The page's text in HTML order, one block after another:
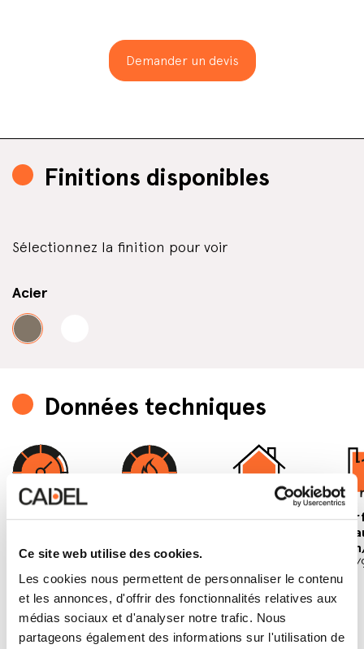
Ce site web utilise des cookies.
Les cookies nous permettent de personnaliser le contenu
et les annonces, d'offrir des fonctionnalités relatives aux
médias sociaux et d'analyser notre trafic. Nous
partageons également des informations sur l'utilisation de
Demander un devis
Finitions disponibles
Sélectionnez la finition pour voir
Acier
Données techniques
Puissance
9 kW
Puissance
globale
9,9 kW
Volume à